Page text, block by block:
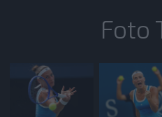
Foto